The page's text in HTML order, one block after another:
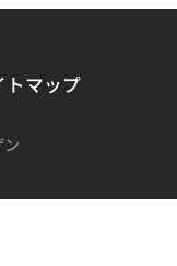
トマップ